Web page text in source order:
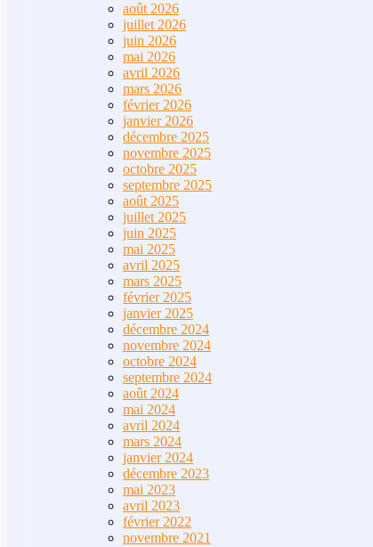
août 2026
juillet 2026
juin 2026
mai 2026
avril 2026
mars 2026
février 2026
janvier 2026
décembre 2025
novembre 2025
octobre 2025
septembre 2025
août 2025
juillet 2025
juin 2025
mai 2025
avril 2025
mars 2025
février 2025
janvier 2025
décembre 2024
novembre 2024
octobre 2024
septembre 2024
août 2024
mai 2024
avril 2024
mars 2024
janvier 2024
décembre 2023
mai 2023
avril 2023
février 2022
novembre 2021